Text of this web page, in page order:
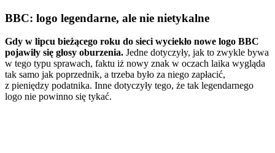
BBC: logo legendarne, ale nie nietykalne
Gdy w lipcu bieżącego roku do sieci wyciekło nowe logo BBC
pojawiły się głosy oburzenia. Jedne dotyczyły, jak to zwykle bywa
w tego typu sprawach, faktu iż nowy znak w oczach laika wygląda
tak samo jak poprzednik, a trzeba było za niego zapłacić,
z pieniędzy podatnika. Inne dotyczyły tego, że tak legendarnego
logo nie powinno się tykać.